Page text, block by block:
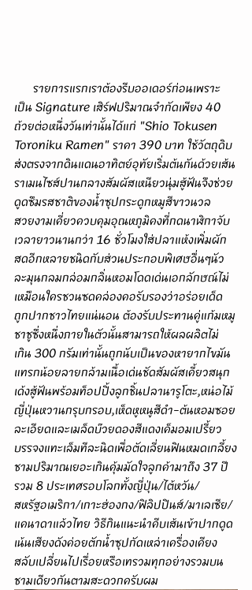
เป็น Signature เสิร์ฟปริมาณจำกัดเพียง 40
ถ้วยต่อหนึ่งวันเท่านั้นได้แก่ "Shio Tokusen
Toroniku Ramen" ราคา 390 บาท ใช้วัตถุดิบ
ส่งตรงจากดินแดนอาทิตย์อุทัยเริ่มต้นกันด้วยเส้น
ราเมนไซส์ปานกลางสัมผัสเหนียวนุ่มสู้ฟันจึงช่วย
ดูดซึมรสชาติของน้ำซุปกระดูกหมูสีขาวนวล
สวยงามเคี่ยวควบคุมอุณหภูมิคงที่กดนาฬิกาจับ
เวลายาวนานกว่า 16 ชั่วโมงใส่ปลาแห้งเพิ่มผัก
สดอีกหลายชนิดกับส่วนประกอบพิเศษอื่นๆนัว
ละมุนกลมกล่อมกลิ่นหอมโดดเด่นเอกลักษณ์ไม่
เหมือนใครชวนซดคล่องคอรับรองว่าอร่อยเด็ด
ถูกปากชาวไทยแน่นอน ต้องรับประทานคู่แก้มหมู
ชาชูซึ่งหนึ่งภายในตัวนั้นสามารถให้ผลผลิตไม่
เกิน 300 กรัมเท่านั้นถูกนับเป็นของหายากไขมัน
แทรกน้อยลายกล้ามเนื้อเด่นชัดสัมผัสเคี้ยวสนุก
เด้งสู้ฟันพร้อมท็อปปิ้งลูกชิ้นปลานารูโตะ,หน่อไม้
ญี่ปุ่นหวานกรุบกรอบ,เห็ดหูหนูสีดำ-ต้นหอมซอย
ละเอียดและเมล็ดบ๊วยดองสีแดงเค็มอมเปรี้ยว
บรรจงแทะเล็มทีละนิดเพื่อตัดเลี่ยนฟินหมดเกลี้ยง
ชามปริมาณเยอะเกินคุ้มมัดใจลูกค้ามาถึง 37 ปี
รวม 8 ประเทศรอบโลกทั้งญี่ปุ่น/ไต้หวัน/
สหรัฐอเมริกา/เกาะฮ่องกง/ฟิลิปปินส์/มาเลเซีย/
แคนาดาแล้วไทย วิธีกินแนะนำคีบเส้นเข้าปากดูด
เน้นเสียงดังค่อยตักน้ำซุปกัดเหล่าเครื่องเคียง
สลับเปลี่ยนไปเรื่อยหรือเทรวมทุกอย่างรวมบน
ชามเดียวกันตามสะดวกครับผม